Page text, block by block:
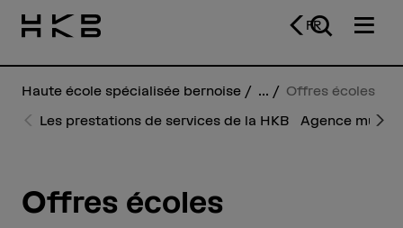
FR
Haute école spécialisée bernoise ... Offres écoles
u
s
Les prestations de services de la HKB
Agence
Offres écoles